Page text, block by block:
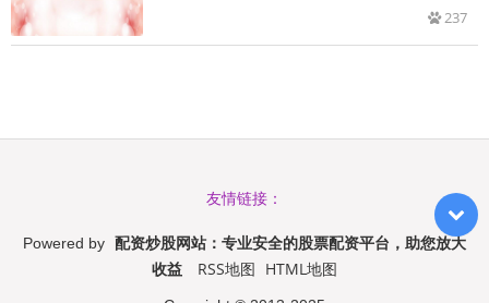
237
友情链接：
Powered by 配资炒股网站：专业安全的股票配资平台，助您放大
收益
RSS地图 HTML地图